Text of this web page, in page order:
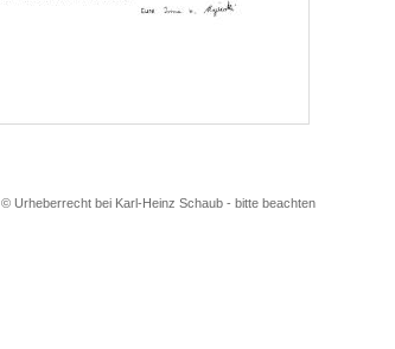
© Urheberrecht bei Karl-Heinz Schaub - bitte beachten